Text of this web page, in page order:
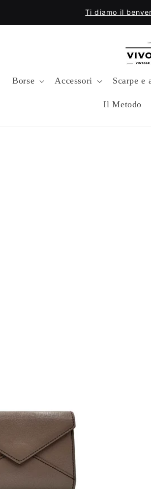
Ti diamo il
Borse Accessori Scarpe e
Il Metodo